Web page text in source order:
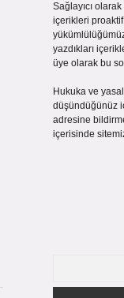
Sağlayıcı
içerikleri
yazdıkları
üye olarak bu
Hukuka ve
düşündüğünüz
adresine
içerisinde